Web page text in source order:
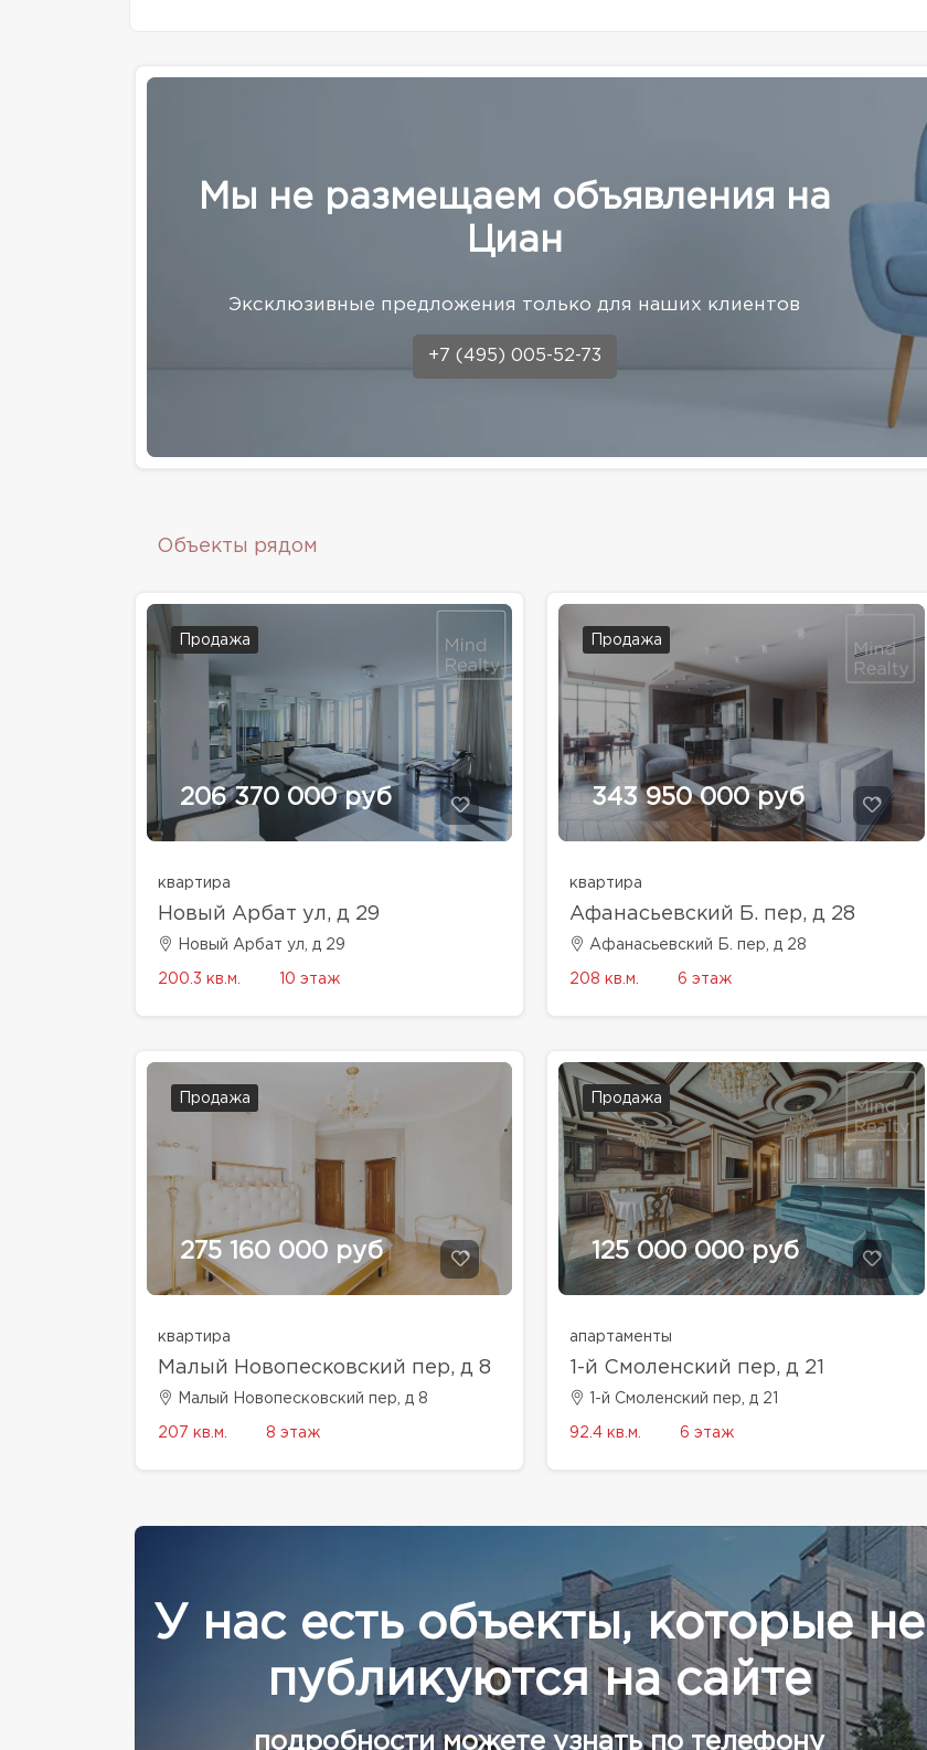
Мы не размещаем объявления на
Циан
Эксклюзивные предложения только для наших клиентов
+7 (495) 005-52-73
Объекты рядом
Продажа
206 370 000 руб
квартира
Новый Арбат ул, д 29
Новый Арбат ул, д 29
200.3 кв.м. 10 этаж
Продажа
343 950 000 руб
квартира
Афанасьевский Б. пер, д 28
Афанасьевский Б. пер, д 28
208 кв.м. 6 этаж
Продажа
275 160 000 руб
квартира
Малый Новопесковский пер, д 8
Малый Новопесковский пер, д 8
207 кв.м. 8 этаж
Продажа
125 000 000 руб
апартаменты
1-й Смоленский пер, д 21
1-й Смоленский пер, д 21
92.4 кв.м. 6 этаж
У нас есть объекты, которые не
публикуются на сайте
подробности можете узнать по телефону